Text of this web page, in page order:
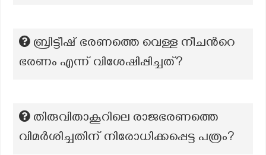
ബ്രിട്ടീഷ് ഭരണത്തെ വെള്ള നീചന്‍റെ
ഭരണം എന്ന് വിശേഷിപ്പിച്ചത്?
തിരുവിതാകൂറിലെ രാജഭരണത്തെ
വിമര്‍ശിച്ചതിന് നിരോധിക്കപ്പെട്ട പത്രം?